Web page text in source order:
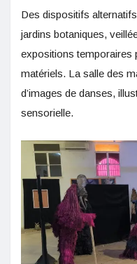
Des dispositifs
jardins botaniques,
expositions temporaires
matériels. La salle des
d’images de danses,
sensorielle.